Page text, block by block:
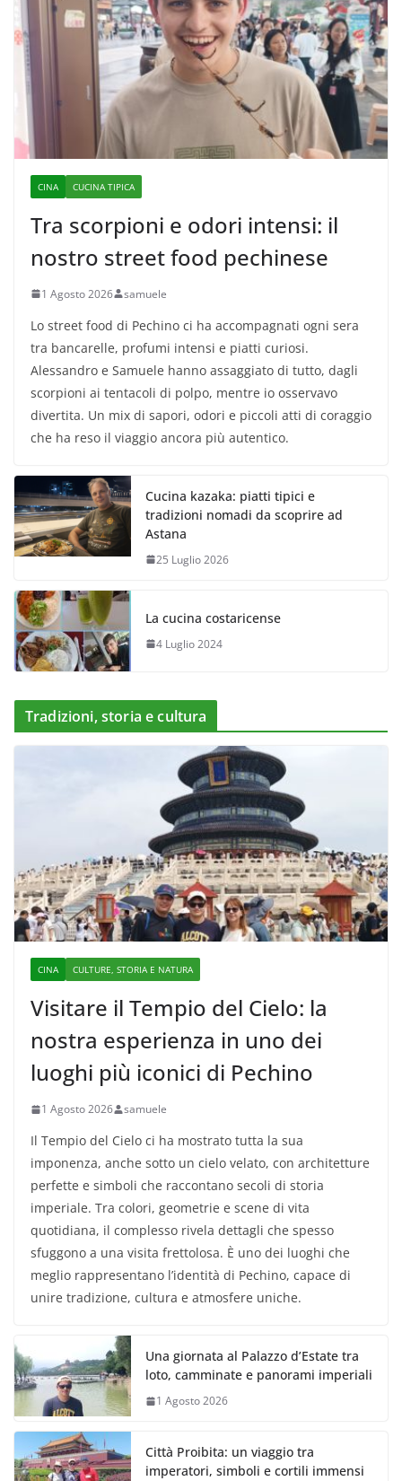
CINA CUCINA TIPICA
Tra scorpioni e odori intensi: il
nostro street food pechinese
1 Agosto 2026 samuele
Lo street food di Pechino ci ha accompagnati ogni sera
tra bancarelle, profumi intensi e piatti curiosi.
Alessandro e Samuele hanno assaggiato di tutto, dagli
scorpioni ai tentacoli di polpo, mentre io osservavo
divertita. Un mix di sapori, odori e piccoli atti di coraggio
che ha reso il viaggio ancora più autentico.
Cucina kazaka: piatti tipici e
tradizioni nomadi da scoprire ad
Astana
25 Luglio 2026
La cucina costaricense
4 Luglio 2024
Tradizioni, storia e cultura
CINA CULTURE, STORIA E NATURA
Visitare il Tempio del Cielo: la
nostra esperienza in uno dei
luoghi più iconici di Pechino
1 Agosto 2026 samuele
Il Tempio del Cielo ci ha mostrato tutta la sua
imponenza, anche sotto un cielo velato, con architetture
perfette e simboli che raccontano secoli di storia
imperiale. Tra colori, geometrie e scene di vita
quotidiana, il complesso rivela dettagli che spesso
sfuggono a una visita frettolosa. È uno dei luoghi che
meglio rappresentano l’identità di Pechino, capace di
unire tradizione, cultura e atmosfere uniche.
Una giornata al Palazzo d’Estate tra
loto, camminate e panorami imperiali
1 Agosto 2026
Città Proibita: un viaggio tra
imperatori, simboli e cortili immensi